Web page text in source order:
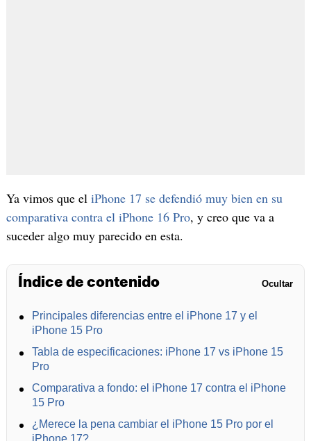
Ya vimos que el iPhone 17 se defendió muy bien en su
comparativa contra el iPhone 16 Pro, y creo que va a
suceder algo muy parecido en esta.
Índice de contenido Ocultar
Principales diferencias entre el iPhone 17 y el
iPhone 15 Pro
Tabla de especificaciones: iPhone 17 vs iPhone 15
Pro
Comparativa a fondo: el iPhone 17 contra el iPhone
15 Pro
¿Merece la pena cambiar el iPhone 15 Pro por el
iPhone 17?